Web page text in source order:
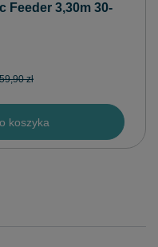
Feeder 3,30m 30-
zł
koszyka